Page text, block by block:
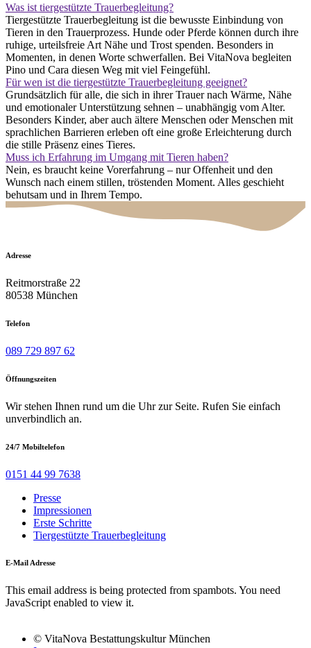
Was ist tiergestützte Trauerbegleitung?
Tiergestützte Trauerbegleitung ist die bewusste Einbindung von
Tieren in den Trauerprozess. Hunde oder Pferde können durch ihre
ruhige, urteilsfreie Art Nähe und Trost spenden. Besonders in
Momenten, in denen Worte schwerfallen. Bei VitaNova begleiten
Pino und Cara diesen Weg mit viel Feingefühl.
Für wen ist die tiergestützte Trauerbegleitung geeignet?
Grundsätzlich für alle, die sich in ihrer Trauer nach Wärme, Nähe
und emotionaler Unterstützung sehnen – unabhängig vom Alter.
Besonders Kinder, aber auch ältere Menschen oder Menschen mit
sprachlichen Barrieren erleben oft eine große Erleichterung durch
die stille Präsenz eines Tieres.
Muss ich Erfahrung im Umgang mit Tieren haben?
Nein, es braucht keine Vorerfahrung – nur Offenheit und den
Wunsch nach einem stillen, tröstenden Moment. Alles geschieht
behutsam und in Ihrem Tempo.
Adresse
Reitmorstraße 22
80538 München
Telefon
089 729 897 62
Öffnungszeiten
Wir stehen Ihnen rund um die Uhr zur Seite. Rufen Sie einfach
unverbindlich an.
24/7 Mobiltelefon
0151 44 99 7638
Presse
Impressionen
Erste Schritte
Tiergestützte Trauerbegleitung
E-Mail Adresse
This email address is being protected from spambots. You need
JavaScript enabled to view it.
© VitaNova Bestattungskultur München